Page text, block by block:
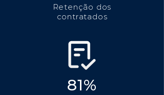
Retenção dos
contratados
81%